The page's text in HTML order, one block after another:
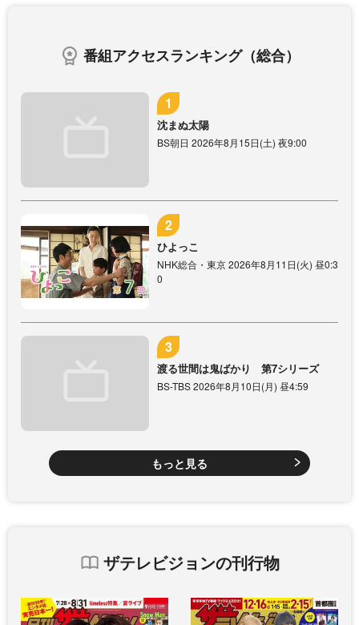
番組アクセスランキング（総合）
沈まぬ太陽
BS朝日 2026年8月15日(土) 夜9:00
ひよっこ
NHK総合・東京 2026年8月11日(火) 昼0:3
0
渡る世間は鬼ばかり 第7シリーズ
BS-TBS 2026年8月10日(月) 昼4:59
もっと見る
ザテレビジョンの刊行物